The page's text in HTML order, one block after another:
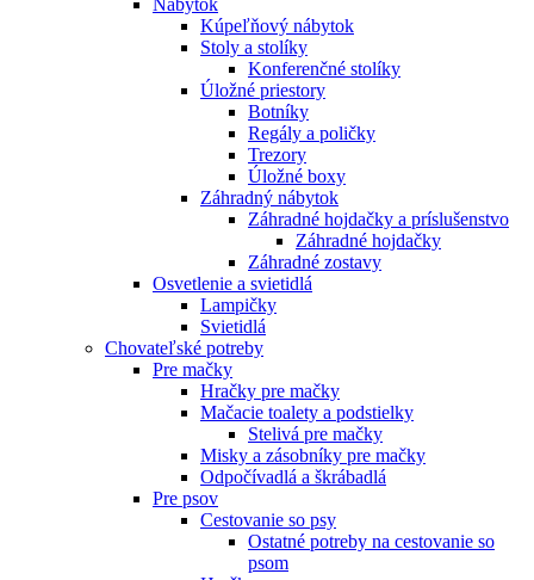
Nábytok
Kúpeľňový nábytok
Stoly a stolíky
Konferenčné stolíky
Úložné priestory
Botníky
Regály a poličky
Trezory
Úložné boxy
Záhradný nábytok
Záhradné hojdačky a príslušenstvo
Záhradné hojdačky
Záhradné zostavy
Osvetlenie a svietidlá
Lampičky
Svietidlá
Chovateľské potreby
Pre mačky
Hračky pre mačky
Mačacie toalety a podstielky
Stelivá pre mačky
Misky a zásobníky pre mačky
Odpočívadlá a škrábadlá
Pre psov
Cestovanie so psy
Ostatné potreby na cestovanie so
psom